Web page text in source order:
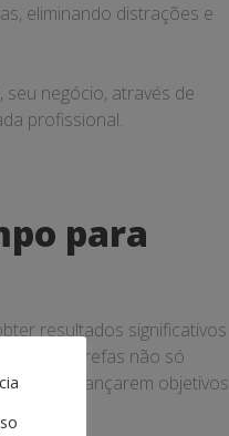
eliminando distrações e
negócio, através de
profissional.
para
resultados significativos
tarefas não só
a alcançarem objetivos